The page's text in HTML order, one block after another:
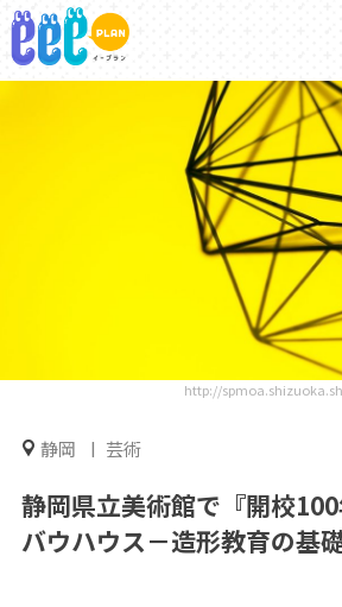
http://
静岡 芸術
静岡県立美術館で『開校
バウハウス－造形教育の基